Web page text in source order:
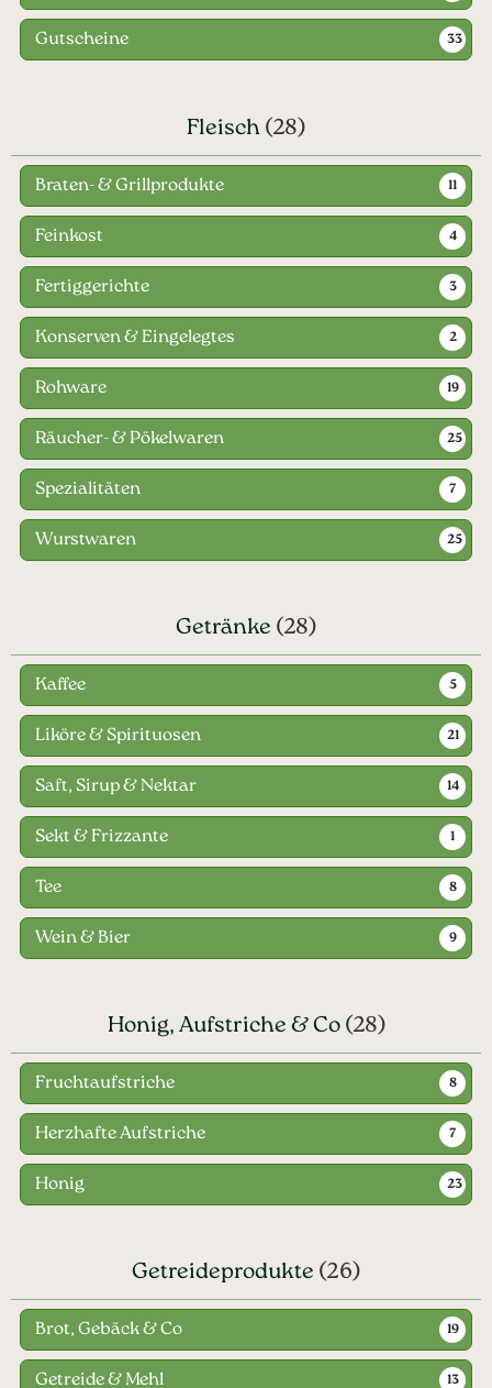
Gutscheine 33
Fleisch (28)
Braten- & Grillprodukte 11
Feinkost 4
Fertiggerichte 3
Konserven & Eingelegtes 2
Rohware 19
Räucher- & Pökelwaren 25
Spezialitäten 7
Wurstwaren 25
Getränke (28)
Kaffee 5
Liköre & Spirituosen 21
Saft, Sirup & Nektar 14
Sekt & Frizzante 1
Tee 8
Wein & Bier 9
Honig, Aufstriche & Co (28)
Fruchtaufstriche 8
Herzhafte Aufstriche 7
Honig 23
Getreideprodukte (26)
Brot, Gebäck & Co 19
Getreide & Mehl 13